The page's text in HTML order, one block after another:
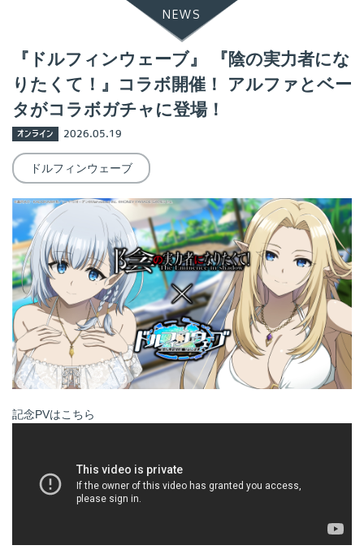
NEWS
『ドルフィンウェーブ』 『陰の実力者にな
りたくて！』コラボ開催！ アルファとベー
タがコラボガチャに登場！
オンライン 2026.05.19
ドルフィンウェーブ
記念PVはこちら